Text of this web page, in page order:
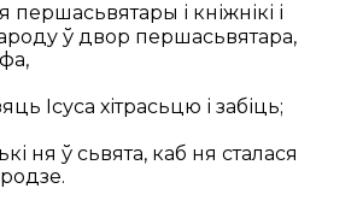
першасьвятары і кніжнікі і
ў двор першасьвятара,
Ісуса хітрасьцю і забіць;
ня ў сьвята, каб ня сталася